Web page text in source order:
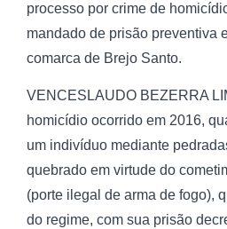
processo por crime de
mandado de prisão preventiva
comarca de Brejo Santo.
VENCESLAUDO BEZERRA
homicídio ocorrido em 2016,
um indivíduo mediante
quebrado em virtude do
(porte ilegal de arma de fogo),
do regime, com sua prisão